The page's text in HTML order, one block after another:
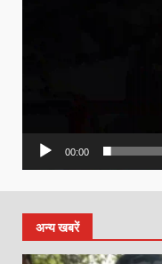
00:00
अन्य खबरें